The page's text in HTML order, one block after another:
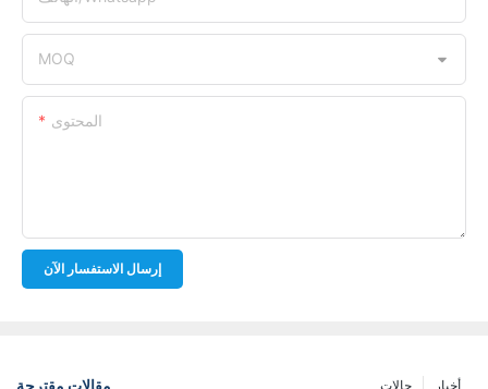
MOQ
المحتوى
إرسال الاستفسار الآن
أخبار حالات